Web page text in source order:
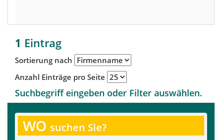
1 Eintrag
Sortierung nach
Anzahl Einträge pro Seite
Suchbegriff eingeben oder Filter auswählen.
WO suchen Sie?